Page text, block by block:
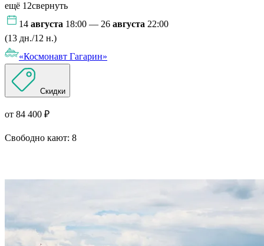
ещё 12свернуть
14 августа 18:00 — 26 августа 22:00
(13 дн./12 н.)
«Космонавт Гагарин»
Скидки
от 84 400 ₽
Свободно кают: 8